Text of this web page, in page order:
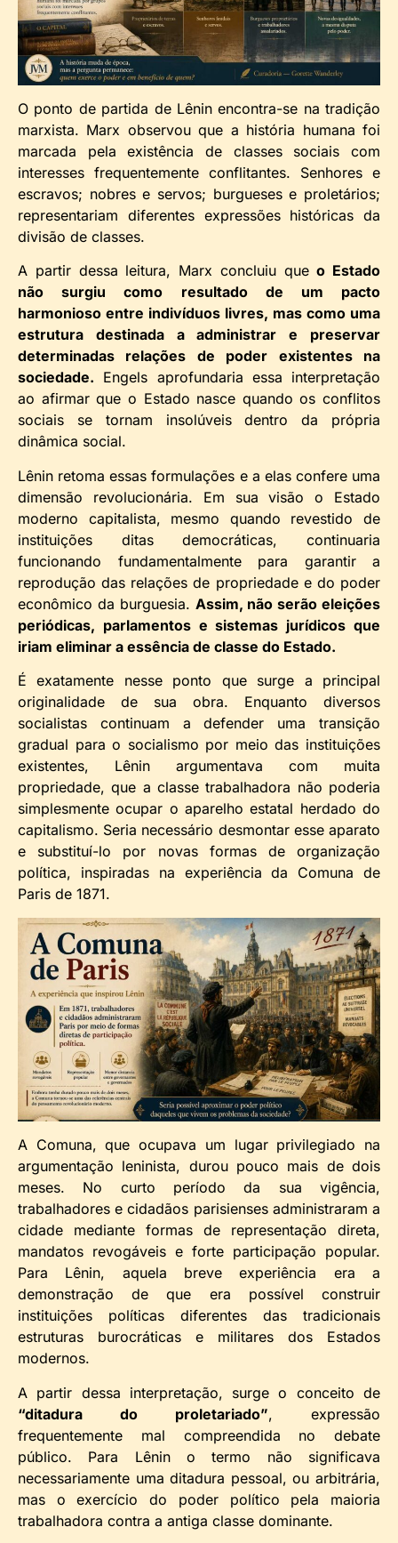
O ponto de partida de Lênin encontra-se na tradição
marxista. Marx observou que a história humana foi
marcada pela existência de classes sociais com
interesses frequentemente conflitantes. Senhores e
escravos; nobres e servos; burgueses e proletários;
representariam diferentes expressões históricas da
divisão de classes.
A partir dessa leitura, Marx concluiu queo Estado
não surgiu como resultado de um pacto
harmonioso entre indivíduos livres, mas como uma
estrutura destinada a administrar e preservar
determinadas relações de poder existentes na
sociedade. Engels aprofundaria essa interpretação
ao afirmar que o Estado nasce quando os conflitos
sociais se tornam insolúveis dentro da própria
dinâmica social.
Lênin retoma essas formulações e a elas confere uma
dimensão revolucionária. Em sua visão o Estado
moderno capitalista, mesmo quando revestido de
instituições ditas democráticas, continuaria
funcionando fundamentalmente para garantir a
reprodução das relações de propriedade e do poder
econômico da burguesia. Assim, não serão eleições
periódicas, parlamentos e sistemas jurídicos que
iriam eliminar a essência de classe do Estado.
É exatamente nesse ponto que surge a principal
originalidade de sua obra. Enquanto diversos
socialistas continuam a defender uma transição
gradual para o socialismo por meio das instituições
existentes, Lênin argumentava com muita
propriedade, que a classe trabalhadora não poderia
simplesmente ocupar o aparelho estatal herdado do
capitalismo. Seria necessário desmontar esse aparato
e substituí-lo por novas formas de organização
política, inspiradas na experiência da Comuna de
Paris de 1871.
A Comuna, que ocupava um lugar privilegiado na
argumentação leninista, durou pouco mais de dois
meses. No curto período da sua vigência,
trabalhadores e cidadãos parisienses administraram a
cidade mediante formas de representação direta,
mandatos revogáveis e forte participação popular.
Para Lênin, aquela breve experiência era a
demonstração de que era possível construir
instituições políticas diferentes das tradicionais
estruturas burocráticas e militares dos Estados
modernos.
A partir dessa interpretação, surge o conceito de
“ditadura do proletariado”, expressão
frequentemente mal compreendida no debate
público. Para Lênin o termo não significava
necessariamente uma ditadura pessoal, ou arbitrária,
mas o exercício do poder político pela maioria
trabalhadora contra a antiga classe dominante.